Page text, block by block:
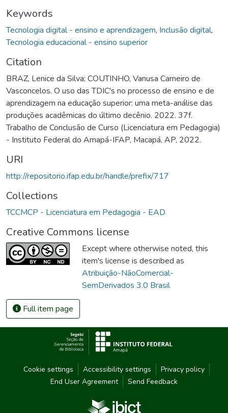
Keywords
Tecnologia digital - ensino e aprendizagem, Inclusão digital,
Tecnologia educacional - ensino superior
Citation
BRAZ, Lenice da Silva; COUTINHO, Vanusa Carneiro de
Vasconcelos. O uso das TDIC's no processo de ensino e de
aprendizagem na educação superior: uma meta-análise das
produções acadêmicas do último decênio. 2022. 37f.
Trabalho de Conclusão de Curso (Licenciatura em Pedagogia)
- Instituto Federal do Amapá-IFAP, Macapá, AP, 2022.
URI
http://repositorio.ifap.edu.br/handle/prefix/717
Collections
TCCMCP - Licenciatura em Pedagogia - EAD
Creative Commons license
Except where otherwise noted, this
item's license is described as
Atribuição-NãoComercial-
SemDerivados 3.0 Brasil
Full item page
Cookie settings Accessibility settings
Privacy policy
End User Agreement
Send Feedback